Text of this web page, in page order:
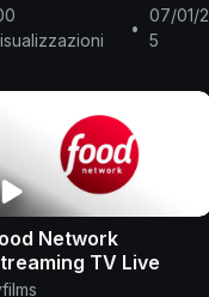
•
07/01/2
5
Network
TV Live